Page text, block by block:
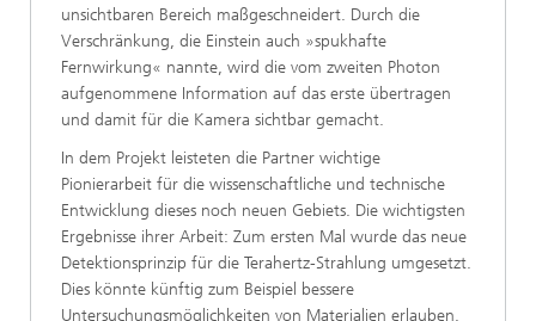
unsichtbaren Bereich maßgeschneidert. Durch die
Verschränkung, die Einstein auch »spukhafte
Fernwirkung« nannte, wird die vom zweiten Photon
aufgenommene Information auf das erste übertragen
und damit für die Kamera sichtbar gemacht.
In dem Projekt leisteten die Partner wichtige
Pionierarbeit für die wissenschaftliche und technische
Entwicklung dieses noch neuen Gebiets. Die wichtigsten
Ergebnisse ihrer Arbeit: Zum ersten Mal wurde das neue
Detektionsprinzip für die Terahertz-Strahlung umgesetzt.
Dies könnte künftig zum Beispiel bessere
Untersuchungsmöglichkeiten von Materialien erlauben.